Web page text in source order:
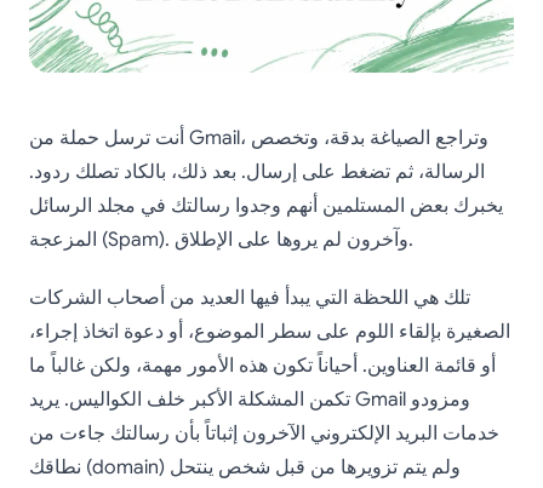
أنت ترسل حملة من Gmail، وتراجع الصياغة بدقة، وتخصص
الرسالة، ثم تضغط على إرسال. بعد ذلك، بالكاد تصلك ردود.
يخبرك بعض المستلمين أنهم وجدوا رسالتك في مجلد الرسائل
المزعجة (Spam). وآخرون لم يروها على الإطلاق.
تلك هي اللحظة التي يبدأ فيها العديد من أصحاب الشركات
الصغيرة بإلقاء اللوم على سطر الموضوع، أو دعوة اتخاذ إجراء،
أو قائمة العناوين. أحياناً تكون هذه الأمور مهمة، ولكن غالباً ما
تكمن المشكلة الأكبر خلف الكواليس. يريد Gmail ومزودو
خدمات البريد الإلكتروني الآخرون إثباتاً بأن رسالتك جاءت من
نطاقك (domain) ولم يتم تزويرها من قبل شخص ينتحل